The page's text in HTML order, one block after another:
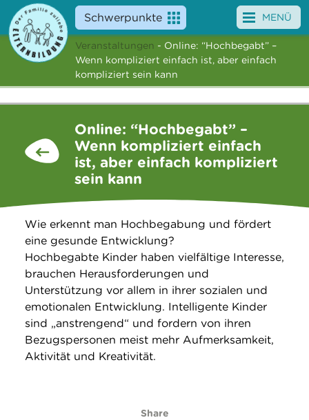
Schwerpunkte
Angebote
Veranstaltungen
Service
MENÜ
Veranstaltungen - Online: “Hochbegabt” –
Wenn kompliziert einfach ist, aber einfach
kompliziert sein kann
Online: “Hochbegabt” –
Wenn kompliziert einfach
ist, aber einfach kompliziert
sein kann
Wie erkennt man Hochbegabung und fördert
eine gesunde Entwicklung?
Hochbegabte Kinder haben vielfältige Interesse,
brauchen Herausforderungen und
Unterstützung vor allem in ihrer sozialen und
emotionalen Entwicklung. Intelligente Kinder
sind „anstrengend“ und fordern von ihren
Bezugspersonen meist mehr Aufmerksamkeit,
Aktivität und Kreativität.
Share